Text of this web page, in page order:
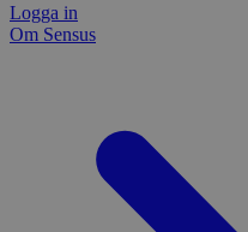
Logga in
Om Sensus